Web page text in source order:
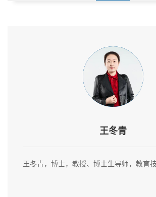
王冬青
王冬青，博士，教授、博士生导师，教育